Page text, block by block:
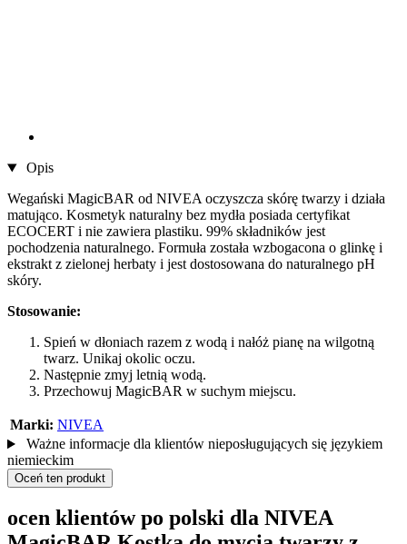
Opis
Wegański MagicBAR od NIVEA oczyszcza skórę twarzy i działa
matująco. Kosmetyk naturalny bez mydła posiada certyfikat
ECOCERT i nie zawiera plastiku. 99% składników jest
pochodzenia naturalnego. Formuła została wzbogacona o glinkę i
ekstrakt z zielonej herbaty i jest dostosowana do naturalnego pH
skóry.
Stosowanie:
Spień w dłoniach razem z wodą i nałóż pianę na wilgotną
twarz. Unikaj okolic oczu.
Następnie zmyj letnią wodą.
Przechowuj MagicBAR w suchym miejscu.
Marki: NIVEA
Ważne informacje dla klientów nieposługujących się językiem
niemieckim
Oceń ten produkt
ocen klientów po polski dla NIVEA